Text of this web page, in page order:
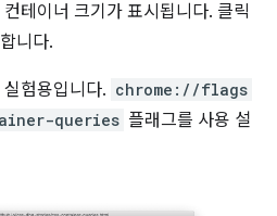
테이너 크기가 표시됩니다. 클릭
니다.
험용입니다. chrome://flags
queries 플래그를 사용 설